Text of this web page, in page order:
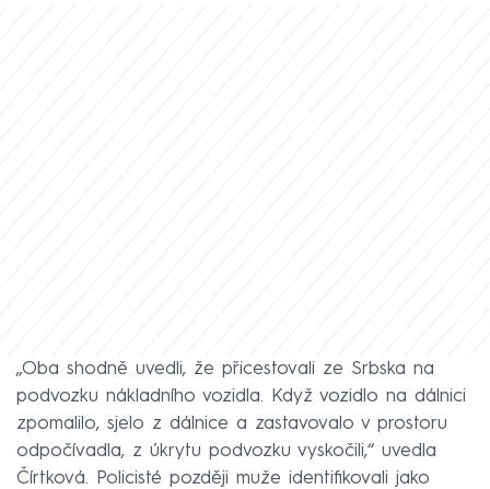
„Oba shodně uvedli, že přicestovali ze Srbska na
podvozku nákladního vozidla. Když vozidlo na dálnici
zpomalilo, sjelo z dálnice a zastavovalo v prostoru
odpočívadla, z úkrytu podvozku vyskočili,“ uvedla
Čírtková. Policisté později muže identifikovali jako